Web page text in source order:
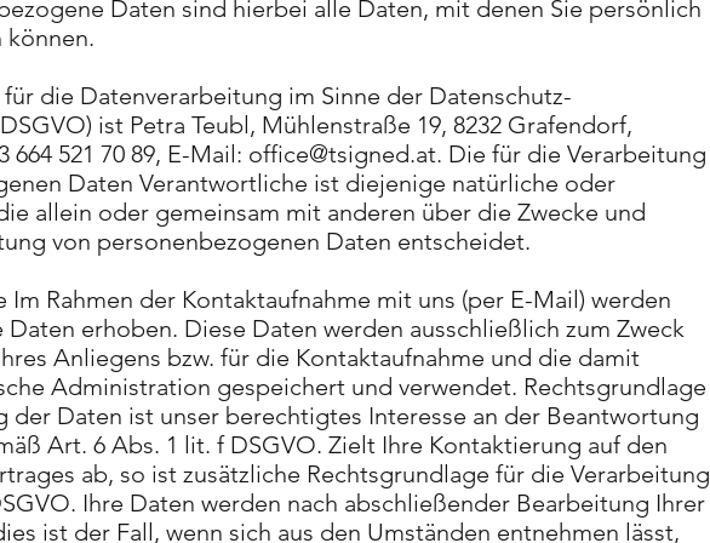
Daten sind hierbei alle Daten, mit denen Sie persönlich
die Datenverarbeitung im Sinne der Datenschutz-
ist Petra Teubl, Mühlenstraße 19, 8232 Grafendorf,
664 521 70 89, E-Mail: office@tsigned.at. Die für die Verarbeitung
Daten Verantwortliche ist diejenige natürliche oder
allein oder gemeinsam mit anderen über die Zwecke und
von personenbezogenen Daten entscheidet.
Im Rahmen der Kontaktaufnahme mit uns (per E-Mail) werden
erhoben. Diese Daten werden ausschließlich zum Zweck
Anliegens bzw. für die Kontaktaufnahme und die damit
Administration gespeichert und verwendet. Rechtsgrundlage
der Daten ist unser berechtigtes Interesse an der Beantwortung
Art. 6 Abs. 1 lit. f DSGVO. Zielt Ihre Kontaktierung auf den
ab, so ist zusätzliche Rechtsgrundlage für die Verarbeitung
Ihre Daten werden nach abschließender Bearbeitung Ihrer
ist der Fall, wenn sich aus den Umständen entnehmen lässt,